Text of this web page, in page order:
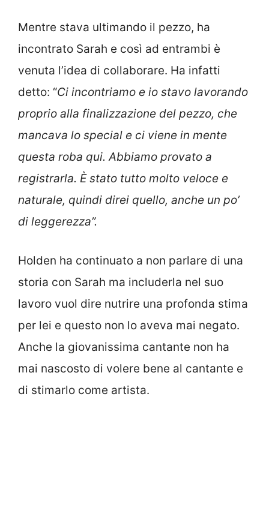
Mentre stava ultimando il pezzo, ha
incontrato Sarah e così ad entrambi è
venuta l’idea di collaborare. Ha infatti
detto: “Ci incontriamo e io stavo lavorando
proprio alla finalizzazione del pezzo, che
mancava lo special e ci viene in mente
questa roba qui. Abbiamo provato a
registrarla. È stato tutto molto veloce e
naturale, quindi direi quello, anche un po’
di leggerezza”.
Holden ha continuato a non parlare di una
storia con Sarah ma includerla nel suo
lavoro vuol dire nutrire una profonda stima
per lei e questo non lo aveva mai negato.
Anche la giovanissima cantante non ha
mai nascosto di volere bene al cantante e
di stimarlo come artista.